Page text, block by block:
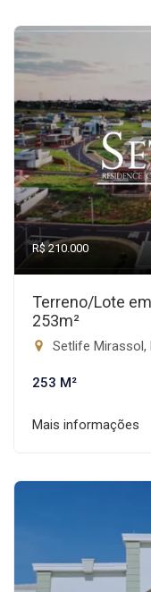
R$ 210.000
Terreno/Lote
253m²
Setlife Mirassol,
253 M²
Mais informações